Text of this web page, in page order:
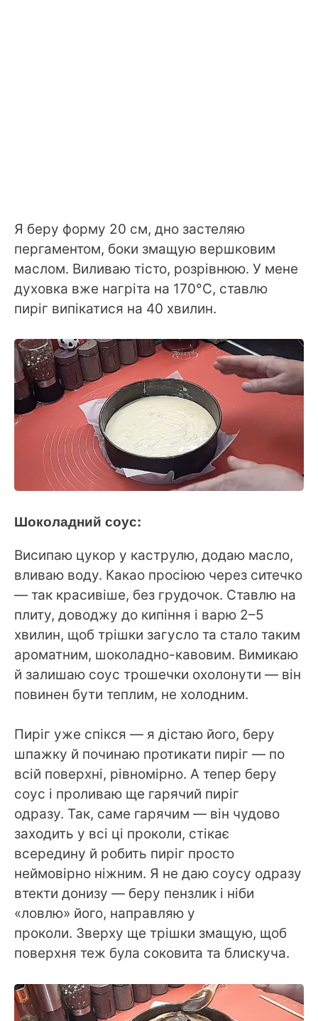
Я беру форму 20 см, дно застеляю
пергаментом, боки змащую вершковим
маслом. Виливаю тісто, розрівнюю. У мене
духовка вже нагріта на 170°C, ставлю
пиріг випікатися на 40 хвилин.
Шоколадний соус:
Висипаю цукор у каструлю, додаю масло,
вливаю воду. Какао просіюю через ситечко
— так красивіше, без грудочок. Ставлю на
плиту, доводжу до кипіння і варю 2–5
хвилин, щоб трішки загусло та стало таким
ароматним, шоколадно-кавовим. Вимикаю
й залишаю соус трошечки охолонути — він
повинен бути теплим, не холодним.
Пиріг уже спікся — я дістаю його, беру
шпажку й починаю протикати пиріг — по
всій поверхні, рівномірно. А тепер беру
соус і проливаю ще гарячий пиріг
одразу. Так, саме гарячим — він чудово
заходить у всі ці проколи, стікає
всередину й робить пиріг просто
неймовірно ніжним. Я не даю соусу одразу
втекти донизу — беру пензлик і ніби
«ловлю» його, направляю у
проколи. Зверху ще трішки змащую, щоб
поверхня теж була соковита та блискуча.